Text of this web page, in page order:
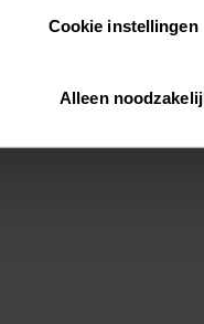
over in ons
instellingen" kun je ook
Cookie instellingen
Alleen